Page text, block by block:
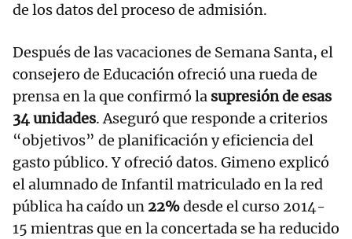
de los datos del proceso de admisión.
Después de las vacaciones de Semana Santa, el
consejero de Educación ofreció una rueda de
prensa en la que confirmó la supresión de esas
34 unidades. Aseguró que responde a criterios
“objetivos” de planificación y eficiencia del
gasto público. Y ofreció datos. Gimeno explicó
el alumnado de Infantil matriculado en la red
pública ha caído un 22%desde el curso 2014-
15 mientras que en la concertada se ha reducido